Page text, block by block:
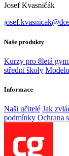
Josef Kvasničák
Naše produkty
Kurzy pro 8letá
střední školy
Informace
Naši učitelé Jak
podmínky Ochrana